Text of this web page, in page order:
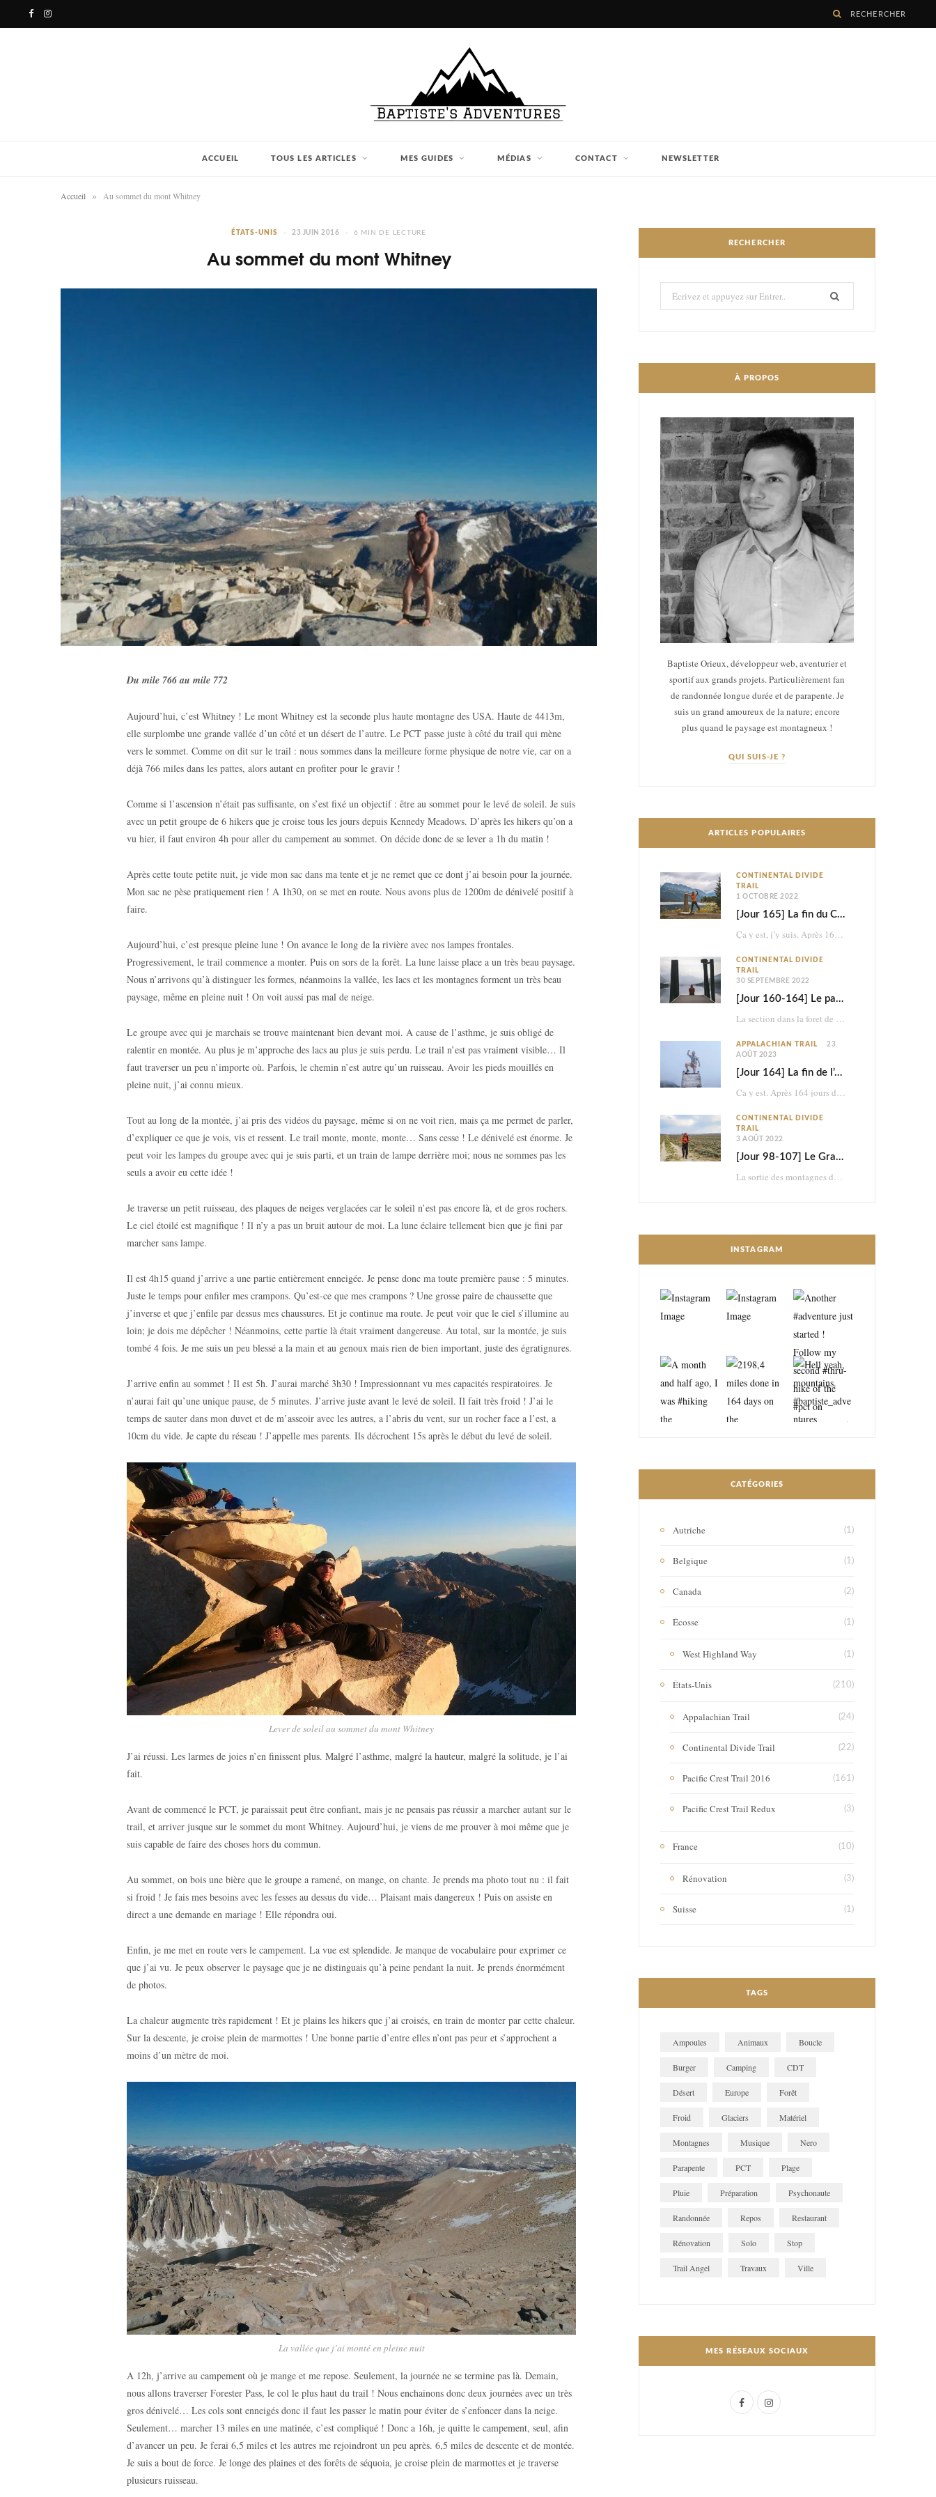
F I
ACCUEIL TOUS LES ARTICLES MES GUIDES MÉDIAS CONTACT NEWSLETTER
Accueil » Au sommet du mont Whitney
ÉTATS-UNIS 23 JUIN 2016 6 MIN DE LECTURE
Au sommet du mont Whitney
Du mile 766 au mile 772
Aujourd’hui, c’est Whitney ! Le mont Whitney est la seconde plus haute montagne des USA. Haute de 4413m,
elle surplombe une grande vallée d’un côté et un désert de l’autre. Le PCT passe juste à côté du trail qui mène
vers le sommet. Comme on dit sur le trail : nous sommes dans la meilleure forme physique de notre vie, car on a
déjà 766 miles dans les pattes, alors autant en profiter pour le gravir !
Comme si l’ascension n’était pas suffisante, on s’est fixé un objectif : être au sommet pour le levé de soleil. Je suis
avec un petit groupe de 6 hikers que je croise tous les jours depuis Kennedy Meadows. D’après les hikers qu’on a
vu hier, il faut environ 4h pour aller du campement au sommet. On décide donc de se lever a 1h du matin !
Après cette toute petite nuit, je vide mon sac dans ma tente et je ne remet que ce dont j’ai besoin pour la journée.
Mon sac ne pèse pratiquement rien ! A 1h30, on se met en route. Nous avons plus de 1200m de dénivelé positif à
faire.
Aujourd’hui, c’est presque pleine lune ! On avance le long de la rivière avec nos lampes frontales.
Progressivement, le trail commence a monter. Puis on sors de la forêt. La lune laisse place a un très beau paysage.
Nous n’arrivons qu’à distinguer les formes, néanmoins la vallée, les lacs et les montagnes forment un très beau
paysage, même en pleine nuit ! On voit aussi pas mal de neige.
Le groupe avec qui je marchais se trouve maintenant bien devant moi. A cause de l’asthme, je suis obligé de
ralentir en montée. Au plus je m’approche des lacs au plus je suis perdu. Le trail n’est pas vraiment visible… Il
faut traverser un peu n’importe où. Parfois, le chemin n’est autre qu’un ruisseau. Avoir les pieds mouillés en
pleine nuit, j’ai connu mieux.
Tout au long de la montée, j’ai pris des vidéos du paysage, même si on ne voit rien, mais ça me permet de parler,
d’expliquer ce que je vois, vis et ressent. Le trail monte, monte, monte… Sans cesse ! Le dénivelé est énorme. Je
peut voir les lampes du groupe avec qui je suis parti, et un train de lampe derrière moi; nous ne sommes pas les
seuls a avoir eu cette idée !
Je traverse un petit ruisseau, des plaques de neiges verglacées car le soleil n’est pas encore là, et de gros rochers.
Le ciel étoilé est magnifique ! Il n’y a pas un bruit autour de moi. La lune éclaire tellement bien que je fini par
marcher sans lampe.
Il est 4h15 quand j’arrive a une partie entièrement enneigée. Je pense donc ma toute première pause : 5 minutes.
Juste le temps pour enfiler mes crampons. Qu’est-ce que mes crampons ? Une grosse paire de chaussette que
j’inverse et que j’enfile par dessus mes chaussures. Et je continue ma route. Je peut voir que le ciel s’illumine au
loin; je dois me dépêcher ! Néanmoins, cette partie là était vraiment dangereuse. Au total, sur la montée, je suis
tombé 4 fois. Je me suis un peu blessé a la main et au genoux mais rien de bien important, juste des égratignures.
J’arrive enfin au sommet ! Il est 5h. J’aurai marché 3h30 ! Impressionnant vu mes capacités respiratoires. Je
n’aurai fait qu’une unique pause, de 5 minutes. J’arrive juste avant le levé de soleil. Il fait très froid ! J’ai le
temps de sauter dans mon duvet et de m’asseoir avec les autres, a l’abris du vent, sur un rocher face a l’est, a
10cm du vide. Je capte du réseau ! J’appelle mes parents. Ils décrochent 15s après le début du levé de soleil.
Lever de soleil au sommet du mont Whitney
J’ai réussi. Les larmes de joies n’en finissent plus. Malgré l’asthme, malgré la hauteur, malgré la solitude, je l’ai
fait.
Avant de commencé le PCT, je paraissait peut être confiant, mais je ne pensais pas réussir a marcher autant sur le
trail, et arriver jusque sur le sommet du mont Whitney. Aujourd’hui, je viens de me prouver à moi même que je
suis capable de faire des choses hors du commun.
Au sommet, on bois une bière que le groupe a ramené, on mange, on chante. Je prends ma photo tout nu : il fait
si froid ! Je fais mes besoins avec les fesses au dessus du vide… Plaisant mais dangereux ! Puis on assiste en
direct a une demande en mariage ! Elle répondra oui.
Enfin, je me met en route vers le campement. La vue est splendide. Je manque de vocabulaire pour exprimer ce
que j’ai vu. Je peux observer le paysage que je ne distinguais qu’à peine pendant la nuit. Je prends énormément
de photos.
La chaleur augmente très rapidement ! Et je plains les hikers que j’ai croisés, en train de monter par cette chaleur.
Sur la descente, je croise plein de marmottes ! Une bonne partie d’entre elles n’ont pas peur et s’approchent a
moins d’un mètre de moi.
La vallée que j’ai monté en pleine nuit
A 12h, j’arrive au campement où je mange et me repose. Seulement, la journée ne se termine pas là. Demain,
nous allons traverser Forester Pass, le col le plus haut du trail ! Nous enchainons donc deux journées avec un très
gros dénivelé… Les cols sont enneigés donc il faut les passer le matin pour éviter de s’enfoncer dans la neige.
Seulement… marcher 13 miles en une matinée, c’est compliqué ! Donc a 16h, je quitte le campement, seul, afin
d’avancer un peu. Je ferai 6,5 miles et les autres me rejoindront un peu après. 6,5 miles de descente et de montée.
Je suis a bout de force. Je longe des plaines et des forêts de séquoia, je croise plein de marmottes et je traverse
plusieurs ruisseau.
RECHERCHER
Recherché:
À PROPOS
Baptiste Orieux, développeur web, aventurier et
sportif aux grands projets. Particulièrement fan
de randonnée longue durée et de parapente. Je
suis un grand amoureux de la nature; encore
plus quand le paysage est montagneux !
QUI SUIS-JE ?
ARTICLES POPULAIRES
CONTINENTAL DIVIDE
TRAIL
1 OCTOBRE 2022
[Jour 165] La fin du Continental Divide Trail
Ça y est, j’y suis. Après 165 jours d’aventure et 2870km à pied, je touche…
CONTINENTAL DIVIDE
TRAIL
30 SEPTEMBRE 2022
[Jour 160-164] Le parc national des Glaciers
La section dans la foret de Bob Marshall était très belle, mais ce n’était à…
APPALACHIAN TRAIL
23
AOÛT 2023
[Jour 164] La fin de l’Appalachian Trail
Ca y est. Après 164 jours d’aventure, je termine les 2198,4 miles (3517km) de l’Appalachian…
CONTINENTAL DIVIDE
TRAIL
3 AOÛT 2022
[Jour 98-107] Le Grand Bassin : brutal et psychédélique retour dans le désert
La sortie des montagnes du Colorado me mène dans le désert du Wyoming. En à…
INSTAGRAM
CATÉGORIES
Autriche (1)
Belgique (1)
Canada (2)
Écosse (1)
West Highland Way (1)
États-Unis (210)
Appalachian Trail (24)
Continental Divide Trail (22)
Pacific Crest Trail 2016 (161)
Pacific Crest Trail Redux (3)
France (10)
Rénovation (3)
Suisse (1)
TAGS
Ampoules Animaux Boucle
Burger Camping CDT
Désert Europe Forêt
Froid Glaciers Matériel
Montagnes Musique Nero
Parapente PCT Plage
Pluie Préparation Psychonaute
Randonnée Repos Restaurant
Rénovation Solo Stop
Trail Angel Travaux Ville
MES RÉSEAUX SOCIAUX
F
I